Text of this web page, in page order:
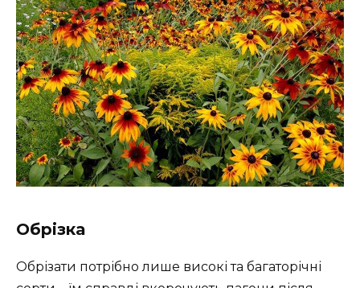
Обрізка
Обрізати потрібно лише високі та багаторічні